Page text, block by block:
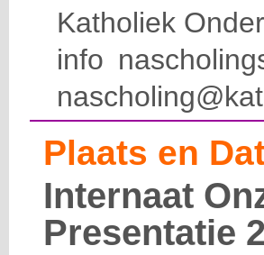
Katholiek
info
Plaats en
Internaat
Presentatie 2